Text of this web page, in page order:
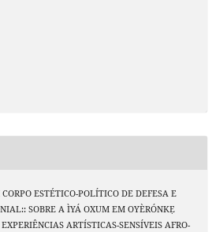
ESTÉTICO-POLÍTICO DE DEFESA E
SOBRE A ÌYÁ OXUM EM OYÈRÓNKẸ
ARTÍSTICAS-SENSÍVEIS AFRO-